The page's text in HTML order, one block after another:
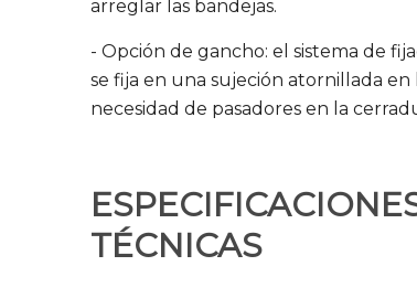
arreglar las bandejas.
- Opción de gancho: el sistema de
se fija en una sujeción atornillada
necesidad de pasadores en la
TÉCNICAS